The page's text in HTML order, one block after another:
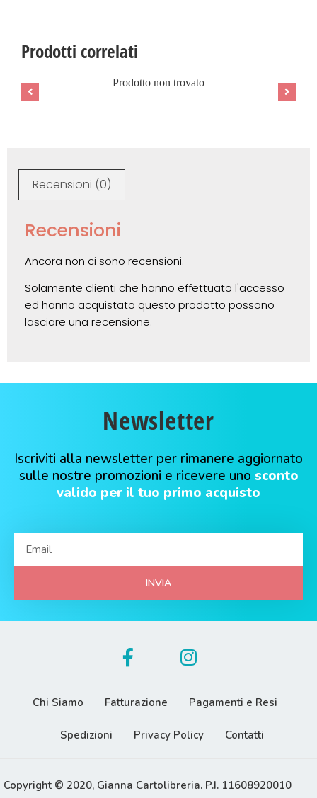
Prodotti correlati
Prodotto non trovato
Recensioni (0)
Recensioni
Ancora non ci sono recensioni.
Solamente clienti che hanno effettuato l'accesso
ed hanno acquistato questo prodotto possono
lasciare una recensione.
Newsletter
Iscriviti alla newsletter per rimanere aggiornato
sulle nostre promozioni e ricevere uno sconto
valido per il tuo primo acquisto
INVIA
Chi Siamo Fatturazione Pagamenti e Resi
Spedizioni Privacy Policy Contatti
Copyright © 2020, Gianna Cartolibreria. P.I. 11608920010